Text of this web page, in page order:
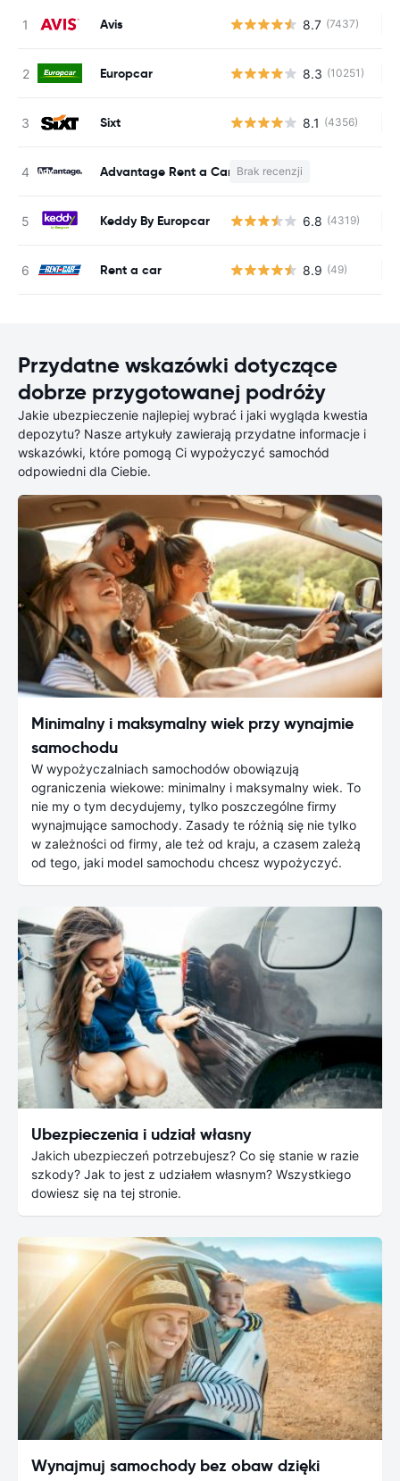
Avis 8.7 (7437)
Europcar 8.3 (10251)
Sixt 8.1 (4356)
Advantage Rent a Car Brak recenzji
Keddy By Europcar 6.8 (4319)
Rent a car 8.9 (49)
Przydatne wskazówki dotyczące
dobrze przygotowanej podróży
Jakie ubezpieczenie najlepiej wybrać i jaki wygląda kwestia
depozytu? Nasze artykuły zawierają przydatne informacje i
wskazówki, które pomogą Ci wypożyczyć samochód
odpowiedni dla Ciebie.
Minimalny i maksymalny wiek przy wynajmie
samochodu
W wypożyczalniach samochodów obowiązują
ograniczenia wiekowe: minimalny i maksymalny wiek. To
nie my o tym decydujemy, tylko poszczególne firmy
wynajmujące samochody. Zasady te różnią się nie tylko
w zależności od firmy, ale też od kraju, a czasem zależą
od tego, jaki model samochodu chcesz wypożyczyć.
Ubezpieczenia i udział własny
Jakich ubezpieczeń potrzebujesz? Co się stanie w razie
szkody? Jak to jest z udziałem własnym? Wszystkiego
dowiesz się na tej stronie.
Wynajmuj samochody bez obaw dzięki